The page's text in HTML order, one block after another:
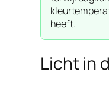
heeft.
Licht in